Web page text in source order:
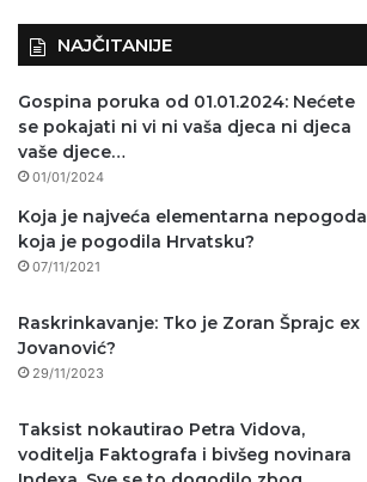
NAJČITANIJE
Gospina poruka od 01.01.2024: Nećete
se pokajati ni vi ni vaša djeca ni djeca
vaše djece…
01/01/2024
Koja je najveća elementarna nepogoda
koja je pogodila Hrvatsku?
07/11/2021
Raskrinkavanje: Tko je Zoran Šprajc ex
Jovanović?
29/11/2023
Taksist nokautirao Petra Vidova,
voditelja Faktografa i bivšeg novinara